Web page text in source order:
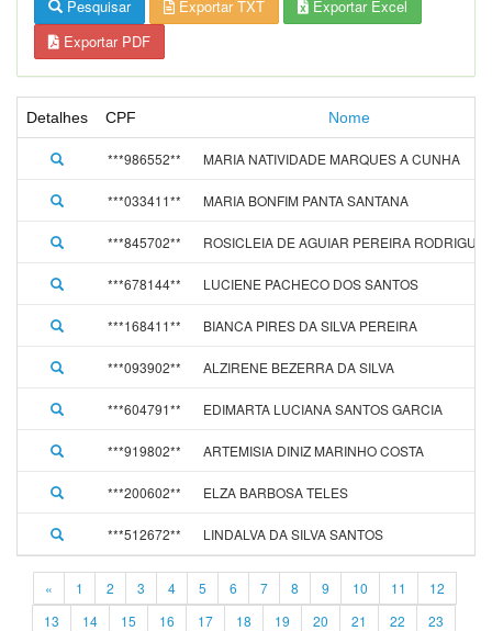
Pesquisar Exportar TXT
Exportar Excel
Exportar PDF
Detalhes CPF Nome
***986552** MARIA NATIVIDADE MARQUES A CUNHA
***033411** MARIA BONFIM PANTA SANTANA
***845702** ROSICLEIA DE AGUIAR PEREIRA
***678144** LUCIENE PACHECO DOS SANTOS
***168411** BIANCA PIRES DA SILVA PEREIRA
***093902** ALZIRENE BEZERRA DA SILVA
***604791** EDIMARTA LUCIANA SANTOS GARCIA
***919802** ARTEMISIA DINIZ MARINHO COSTA
***200602** ELZA BARBOSA TELES
***512672** LINDALVA DA SILVA SANTOS
« 1 2 3 4 5 6 7 8 9 10 11
12
13
14 15 16 17 18 19 20 21 22
23